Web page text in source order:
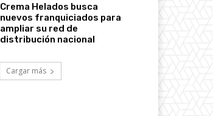
Crema Helados busca
nuevos franquiciados para
ampliar su red de
distribución nacional
Cargar más